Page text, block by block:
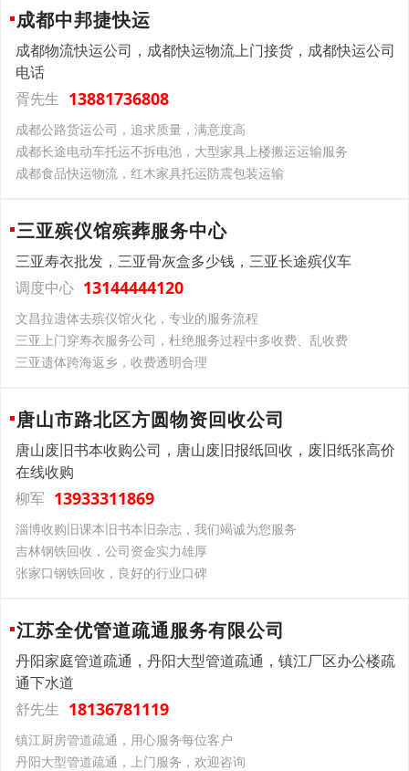
成都中邦捷快运
成都物流快运公司，成都快运物流上门接货，成都快运公司
电话
胥先生 13881736808
成都公路货运公司，追求质量，满意度高
成都长途电动车托运不拆电池，大型家具上楼搬运运输服务
成都食品快运物流，红木家具托运防震包装运输
三亚殡仪馆殡葬服务中心
三亚寿衣批发，三亚骨灰盒多少钱，三亚长途殡仪车
调度中心 13144444120
文昌拉遗体去殡仪馆火化，专业的服务流程
三亚上门穿寿衣服务公司，杜绝服务过程中多收费、乱收费
三亚遗体跨海返乡，收费透明合理
唐山市路北区方圆物资回收公司
唐山废旧书本收购公司，唐山废旧报纸回收，废旧纸张高价
在线收购
柳军 13933311869
淄博收购旧课本旧书本旧杂志，我们竭诚为您服务
吉林钢铁回收，公司资金实力雄厚
张家口钢铁回收，良好的行业口碑
江苏全优管道疏通服务有限公司
丹阳家庭管道疏通，丹阳大型管道疏通，镇江厂区办公楼疏
通下水道
舒先生 18136781119
镇江厨房管道疏通，用心服务每位客户
丹阳大型管道疏通，上门服务，欢迎咨询